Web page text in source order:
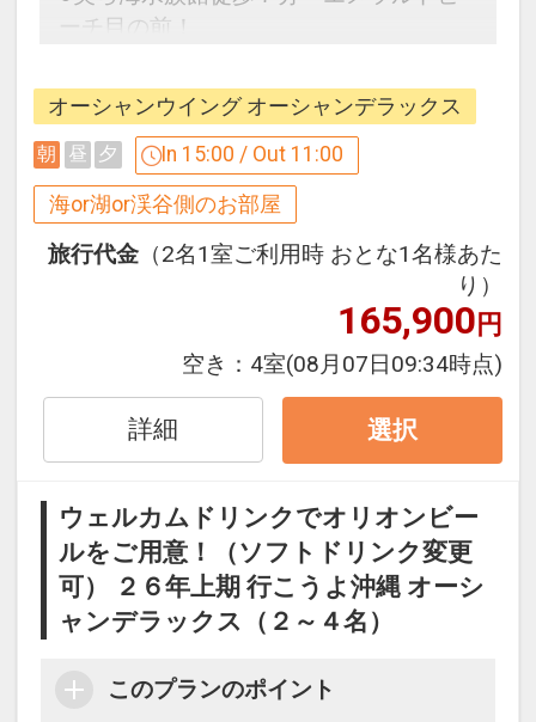
用意♪
ご用意♪（おとなの方が食事利用時・同
席の場合に限ります）
※要事前予約
※ご予約時に「お問合せ・ご要望等メ
に必要な品・数量をご記入ください。
連泊ポイント
●３連泊以上ご宿泊の方に、滞在中ラン
チ１回付（限定メニュー）
※旅行代金に含まれます。
朝食のご案内
●Deli&Cafe
サラダ・温菜・フルーツのブッフェ、本
ーチ目の前！
ここがポイント！
●ウェルカムドリンクとして「オリオン
ビール」をご用意！（ソフトドリンクに
も変更可）
※提供場所はホテル到着時にご確認くだ
●ご朝食ブッフェ「The Orion Brasserie
＆ Table」にて、オリオンビールのフリ
ーフローをご用意！
事前申請）
※状況により、ランチ営業時間や内容に
変更の場合がございます。
●ミニバー（客室冷蔵庫）にドリンクを
※客室冷蔵庫にオリオンザドラフト(缶)
オーシャンウイング オーシャンデラックス
朝 昼 夕 In 15:00 / Out 11:00
海or湖or渓谷側のお部屋
旅行代金 （2名1室ご利用時 おとな1名様あた
り）
165,900円
空き： 4室(08月07日09:34時点)
詳細 選択
ウェルカムドリンクでオリオンビー
ルをご用意！（ソフトドリンク変更
可） ２６年上期 行こうよ沖縄 オーシ
ャンデラックス（２～４名）
このプランのポイント